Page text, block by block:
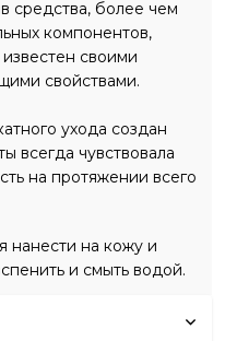
средства, более чем
компонентов,
своими
свойствами.
ухода создан
всегда чувствовала
на протяжении всего
нанести на кожу и
и смыть водой.